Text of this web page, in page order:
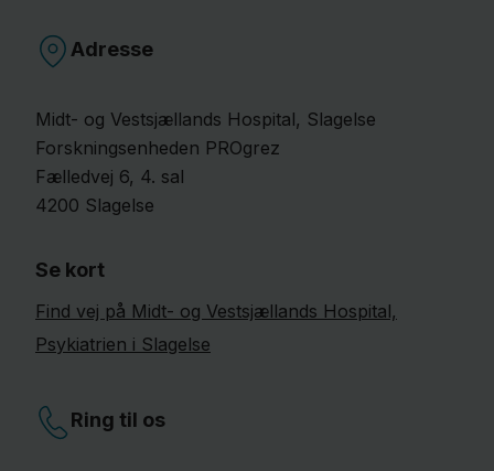
Adresse
Midt- og Vestsjællands Hospital, Slagelse
Forskningsenheden PROgrez
Fælledvej 6, 4. sal
4200 Slagelse
Se kort
Find vej på Midt- og Vestsjællands Hospital,
Psykiatrien i Slagelse
Ring til os